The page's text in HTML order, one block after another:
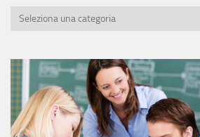
Trovi
tua
città